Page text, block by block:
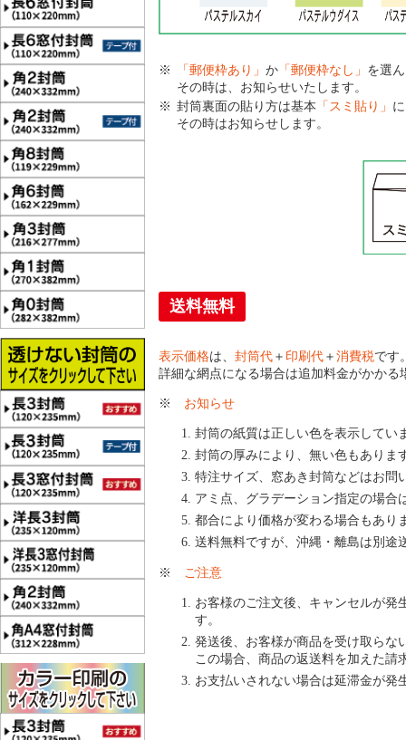
「郵便枠あり」 か 「郵便枠なし」 を選
その時は、お知らせいたします。
封筒裏面の貼り方は基本 「スミ貼り」
その時はお知らせします。
送料無料
表示価格は、 封筒代 ＋ 印刷代 ＋ 消費税です
詳細な網点になる場合は追加料金がかかる
※ お知らせ
封筒の紙質は正しい色を表示してい
封筒の厚みにより、無い色もありま
特注サイズ、窓あき封筒などはお問
アミ点、グラデーション指定の場合
都合により価格が変わる場合もあり
送料無料ですが、沖縄・離島は別途
※ ご注意
お客様のご注文後、キャンセルが発
す。
発送後、お客様が商品を受け取らな
この場合、商品の返送料を加えた請
お支払いされない場合は延滞金が発